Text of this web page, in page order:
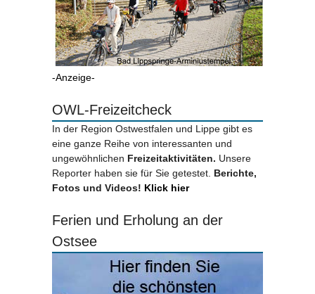
-Anzeige-
OWL-Freizeitcheck
In der Region Ostwestfalen und Lippe gibt es
eine ganze Reihe von interessanten und
ungewöhnlichen Freizeitaktivitäten. Unsere
Reporter haben sie für Sie getestet. Berichte,
Fotos und Videos! Klick hier
Ferien und Erholung an der
Ostsee